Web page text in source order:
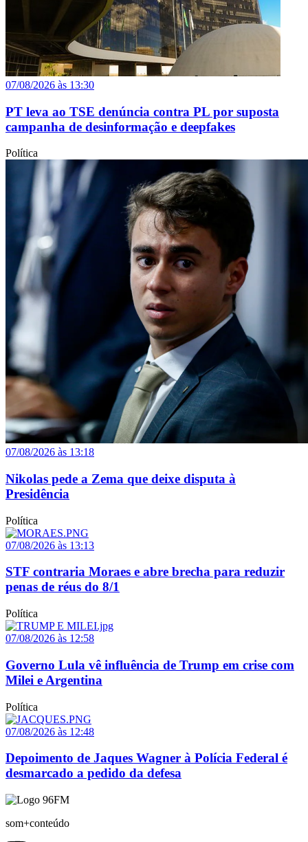
07/08/2026 às 13:30
PT leva ao TSE denúncia contra PL por suposta
campanha de desinformação e deepfakes
Política
07/08/2026 às 13:18
Nikolas pede a Zema que deixe disputa à
Presidência
Política
07/08/2026 às 13:13
STF contraria Moraes e abre brecha para reduzir
penas de réus do 8/1
Política
07/08/2026 às 12:58
Governo Lula vê influência de Trump em crise com
Milei e Argentina
Política
07/08/2026 às 12:48
Depoimento de Jaques Wagner à Polícia Federal é
desmarcado a pedido da defesa
som+conteúdo